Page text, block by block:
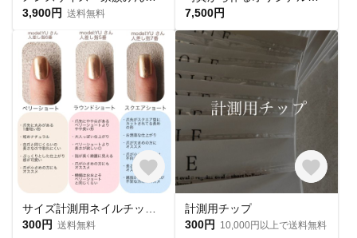
3,900円 送料無料
7,500円
300円 送料無料
計測用チップ
300円
10,000円以上で送料無料